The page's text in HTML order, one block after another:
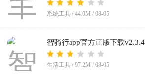
系统工具 / 44.0M / 08-05
智骑行app官方正版下载v2.3.4
生活工具 / 97.2M / 08-05